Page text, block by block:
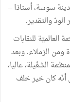
سوسة،أستاذا–
الودّوالتقدير.
العالميّة للنقابات
ومن الزملاء.وبعد
الشغّيلة،عاليا،
أنّهكانخيرخلف